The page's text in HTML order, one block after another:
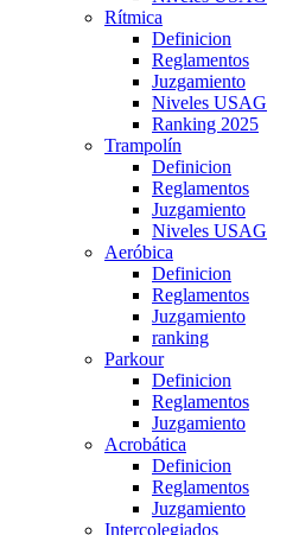
Rítmica
Definicion
Reglamentos
Juzgamiento
Niveles USAG
Ranking 2025
Trampolín
Definicion
Reglamentos
Juzgamiento
Niveles USAG
Aeróbica
Definicion
Reglamentos
Juzgamiento
ranking
Parkour
Definicion
Reglamentos
Juzgamiento
Acrobática
Definicion
Reglamentos
Juzgamiento
Intercolegiados